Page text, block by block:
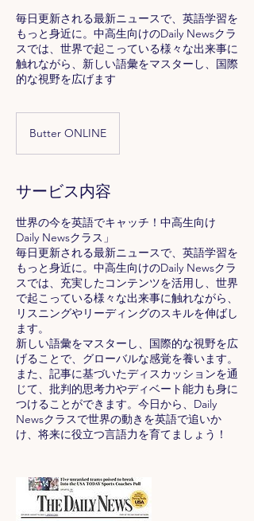
毎日更新される最新ニュースで、英語学習を
もっと身近に。中高生向けのDaily Newsクラ
スでは、世界で起こっている様々な出来事に
触れながら、新しい語彙をマスターし、国際
的な視野を広げます
Butter ONLINE
サービス内容
世界の今を英語でキャッチ！中高生向け
Daily Newsクラス」
毎日更新される最新ニュースで、英語学習を
もっと身近に。中高生向けのDaily Newsクラ
スでは、充実したコンテンツを活用し、世界
で起こっている様々な出来事に触れながら、
リスニングやリーディングのスキルを伸ばし
ます。
新しい語彙をマスターし、国際的な視野を広
げることで、グローバルな感覚を養います。
また、記事に基づいたディスカッションを通
じて、批判的思考力やディベート能力も身に
つけることができます。今日から、Daily
Newsクラスで世界の動きを英語で追いか
け、将来に役立つ言語力を育てましょう！